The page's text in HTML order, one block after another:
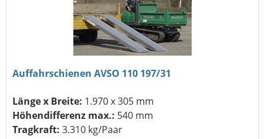
Auffahrschienen AVSO 110 197/31
Länge x Breite: 1.970 x 305 mm
Höhendifferenz max.: 540 mm
Tragkraft: 3.310 kg/Paar